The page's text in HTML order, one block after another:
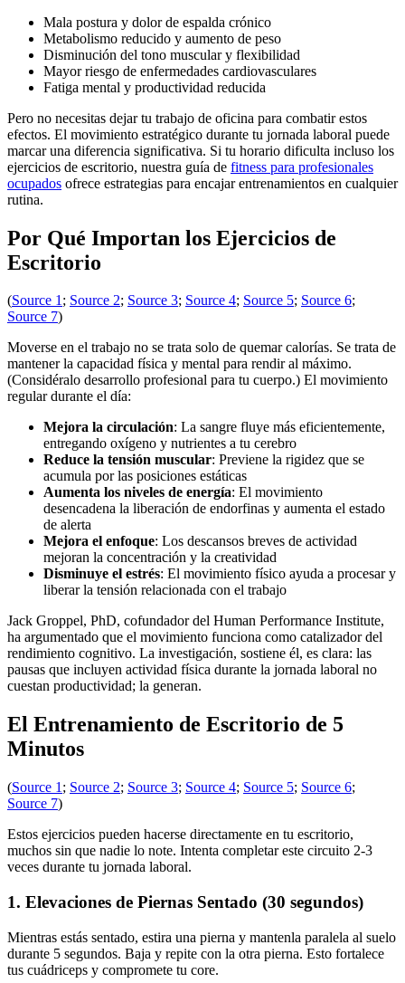
Mala postura y dolor de espalda crónico
Metabolismo reducido y aumento de peso
Disminución del tono muscular y flexibilidad
Mayor riesgo de enfermedades cardiovasculares
Fatiga mental y productividad reducida
Pero no necesitas dejar tu trabajo de oficina para combatir estos
efectos. El movimiento estratégico durante tu jornada laboral puede
marcar una diferencia significativa. Si tu horario dificulta incluso los
ejercicios de escritorio, nuestra guía de fitness para profesionales
ocupados ofrece estrategias para encajar entrenamientos en cualquier
rutina.
Por Qué Importan los Ejercicios de
Escritorio
(Source 1; Source 2; Source 3; Source 4; Source 5; Source 6;
Source 7)
Moverse en el trabajo no se trata solo de quemar calorías. Se trata de
mantener la capacidad física y mental para rendir al máximo.
(Considéralo desarrollo profesional para tu cuerpo.) El movimiento
regular durante el día:
Mejora la circulación: La sangre fluye más eficientemente,
entregando oxígeno y nutrientes a tu cerebro
Reduce la tensión muscular: Previene la rigidez que se
acumula por las posiciones estáticas
Aumenta los niveles de energía: El movimiento
desencadena la liberación de endorfinas y aumenta el estado
de alerta
Mejora el enfoque: Los descansos breves de actividad
mejoran la concentración y la creatividad
Disminuye el estrés: El movimiento físico ayuda a procesar y
liberar la tensión relacionada con el trabajo
Jack Groppel, PhD, cofundador del Human Performance Institute,
ha argumentado que el movimiento funciona como catalizador del
rendimiento cognitivo. La investigación, sostiene él, es clara: las
pausas que incluyen actividad física durante la jornada laboral no
cuestan productividad; la generan.
El Entrenamiento de Escritorio de 5
Minutos
(Source 1 ; Source 2; Source 3; Source 4; Source 5; Source 6;
Source 7)
Estos ejercicios pueden hacerse directamente en tu escritorio,
muchos sin que nadie lo note. Intenta completar este circuito 2-3
veces durante tu jornada laboral.
1. Elevaciones de Piernas Sentado (30 segundos)
Mientras estás sentado, estira una pierna y mantenla paralela al suelo
durante 5 segundos. Baja y repite con la otra pierna. Esto fortalece
tus cuádriceps y compromete tu core.